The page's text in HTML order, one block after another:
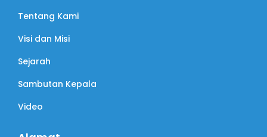
Tentang Kami
Visi dan Misi
Sejarah
Sambutan Kepala
Video